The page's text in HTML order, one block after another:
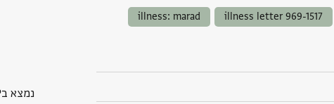
illness letter 969-1517
illness: marad
נמצא בPGP מאז